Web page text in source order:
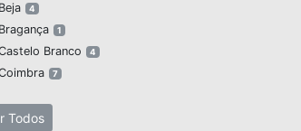
Beja 4
Bragança 1
Branco 4
7
Todos